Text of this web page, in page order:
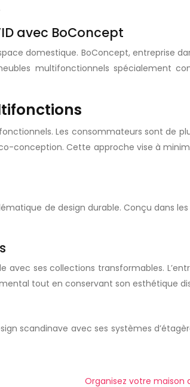
avec BoConcept
domestique. BoConcept, entreprise
multifonctionnels spécialement
Les consommateurs sont de
conception. Cette approche vise à
de design durable. Conçu dans
ses collections transformables.
tout en conservant son esthétique
scandinave avec ses systèmes
Organisez votre